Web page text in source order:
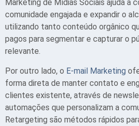
Marketing de Mídias Sociais ajuda a
comunidade engajada e expandir o
utilizando tanto conteúdo orgânico
pagos para segmentar e capturar o
relevante.
Por outro lado, o E-mail Marketing
forma direta de manter contato e
clientes existente, através de
automações que personalizam a
Retargeting são métodos rápidos